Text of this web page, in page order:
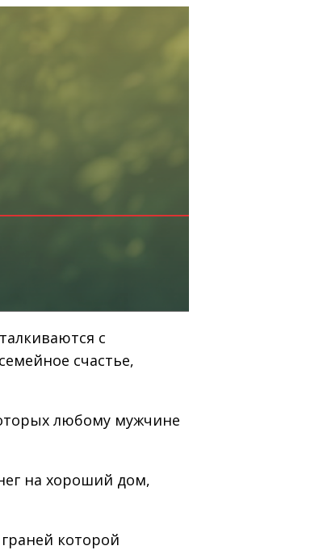
с
счастье,
любому мужчине
на хороший дом,
которой